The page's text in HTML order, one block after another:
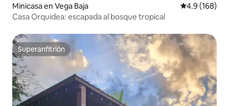
Minicasa en Vega Baja Calificación
4.9 (168)
Casa Orquidea: escapada al bosque tropical
Superanfitrión
Superanfitrión